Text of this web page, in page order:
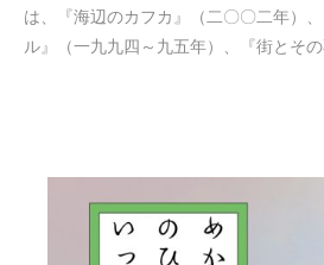
は、『海辺のカフカ』（二〇〇二年）
ル』（一九九四～九五年）、『街とそ